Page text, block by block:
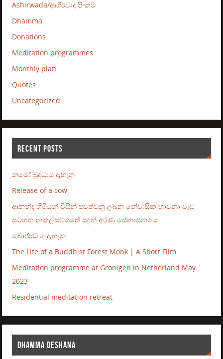
Ashirwada/ආශීර්වාද පිංකම්
Dhamma
Donations
Meditation programmes
Monthly plan
Quotes
Uncategorized
RECENT POSTS
නමෝ බුද්ධාය දැහැන
Release of a cow
ආනන්ද හිමියන් විසින් පවත්වනු ලබන නේවාසික භාවනා වැඩ
සටහන නකල්ස්වත්තේ සඳුන් අරණ සේනාසනයේ
බොජ්ඣංග දැහැන
The Life of a Buddhist Forest Monk | A Short Film
Meditation programme at Gronigen in Netherland May
2023
Residential meditation retreat
DHAMMA DESHANA